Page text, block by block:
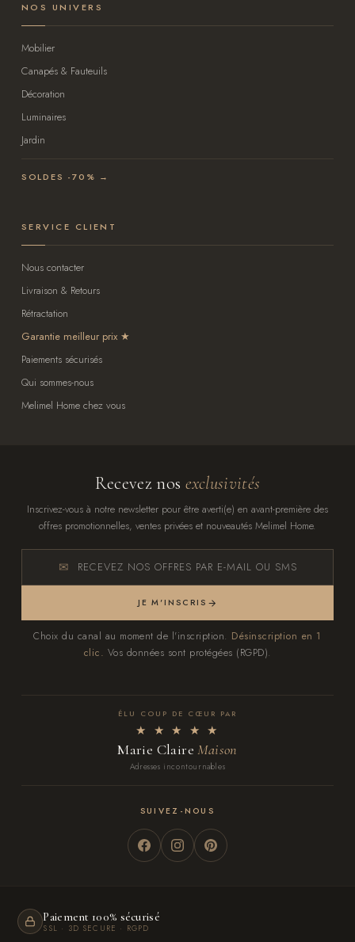
NOS UNIVERS
Mobilier
Canapés & Fauteuils
Décoration
Luminaires
Jardin
SOLDES -70% →
SERVICE CLIENT
Nous contacter
Livraison & Retours
Rétractation
Garantie meilleur prix
Paiements sécurisés
Qui sommes-nous
Melimel Home chez vous
Recevez nos exclusivités
Inscrivez-vous à notre newsletter pour être averti(e) en avant-première des
offres promotionnelles, ventes privées et nouveautés Melimel Home.
RECEVEZ NOS OFFRES PAR E-MAIL OU SMS
JE M'INSCRIS
Choix du canal au moment de l'inscription. Désinscription en 1
clic. Vos données sont protégées (RGPD).
ÉLU COUP DE CŒUR PAR
★ ★ ★ ★ ★
Marie ClaireMaison
Adresses incontournables
SUIVEZ-NOUS
Paiement 100% sécurisé
SSL · 3D SECURE · RGPD